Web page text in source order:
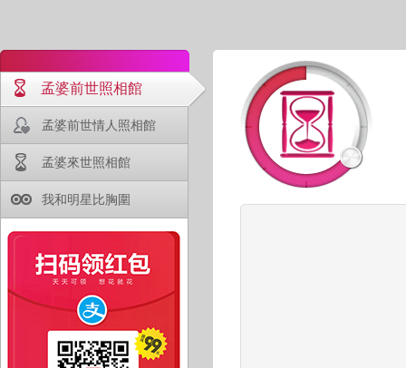
孟婆前世照相館
孟婆前世情人照相館
孟婆來世照相館
我和明星比胸圍